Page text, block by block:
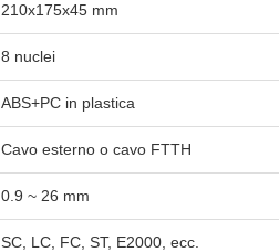
210x175x45 mm
8 nuclei
ABS+PC in plastica
Cavo esterno o cavo FTTH
0.9 ~ 26 mm
SC, LC, FC, ST, E2000, ecc.